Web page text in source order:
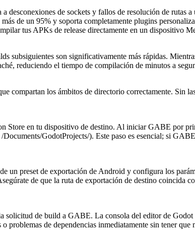
desconexiones de sockets y fallos de resolución de rutas
de un 95% y soporta completamente plugins
tus APKs de release directamente en un dispositivo
subsiguientes son significativamente más rápidas.
reduciendo el tiempo de compilación de minutos a
los ámbitos de directorio correctamente. Sin
en tu dispositivo de destino. Al iniciar GABE por
/Documents/GodotProjects/). Este paso es esencial; si
un preset de exportación de Android y configura los
de que la ruta de exportación de destino coincida
de build a GABE. La consola del editor de
problemas de dependencias inmediatamente sin tener